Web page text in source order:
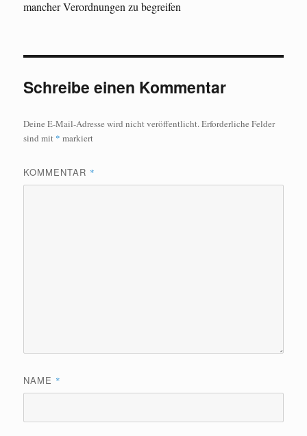
mancher Verordnungen zu begreifen
Schreibe einen Kommentar
Deine E-Mail-Adresse wird nicht veröffentlicht.Erforderliche Felder
sind mit * markiert
KOMMENTAR *
NAME *